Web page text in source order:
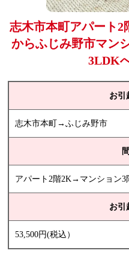
志木市本町アパート
からふじみ野市マン
3LDK
お引
志木市本町→ふじみ野市
アパート2階2K→マンション3
お引
53,500円(税込）